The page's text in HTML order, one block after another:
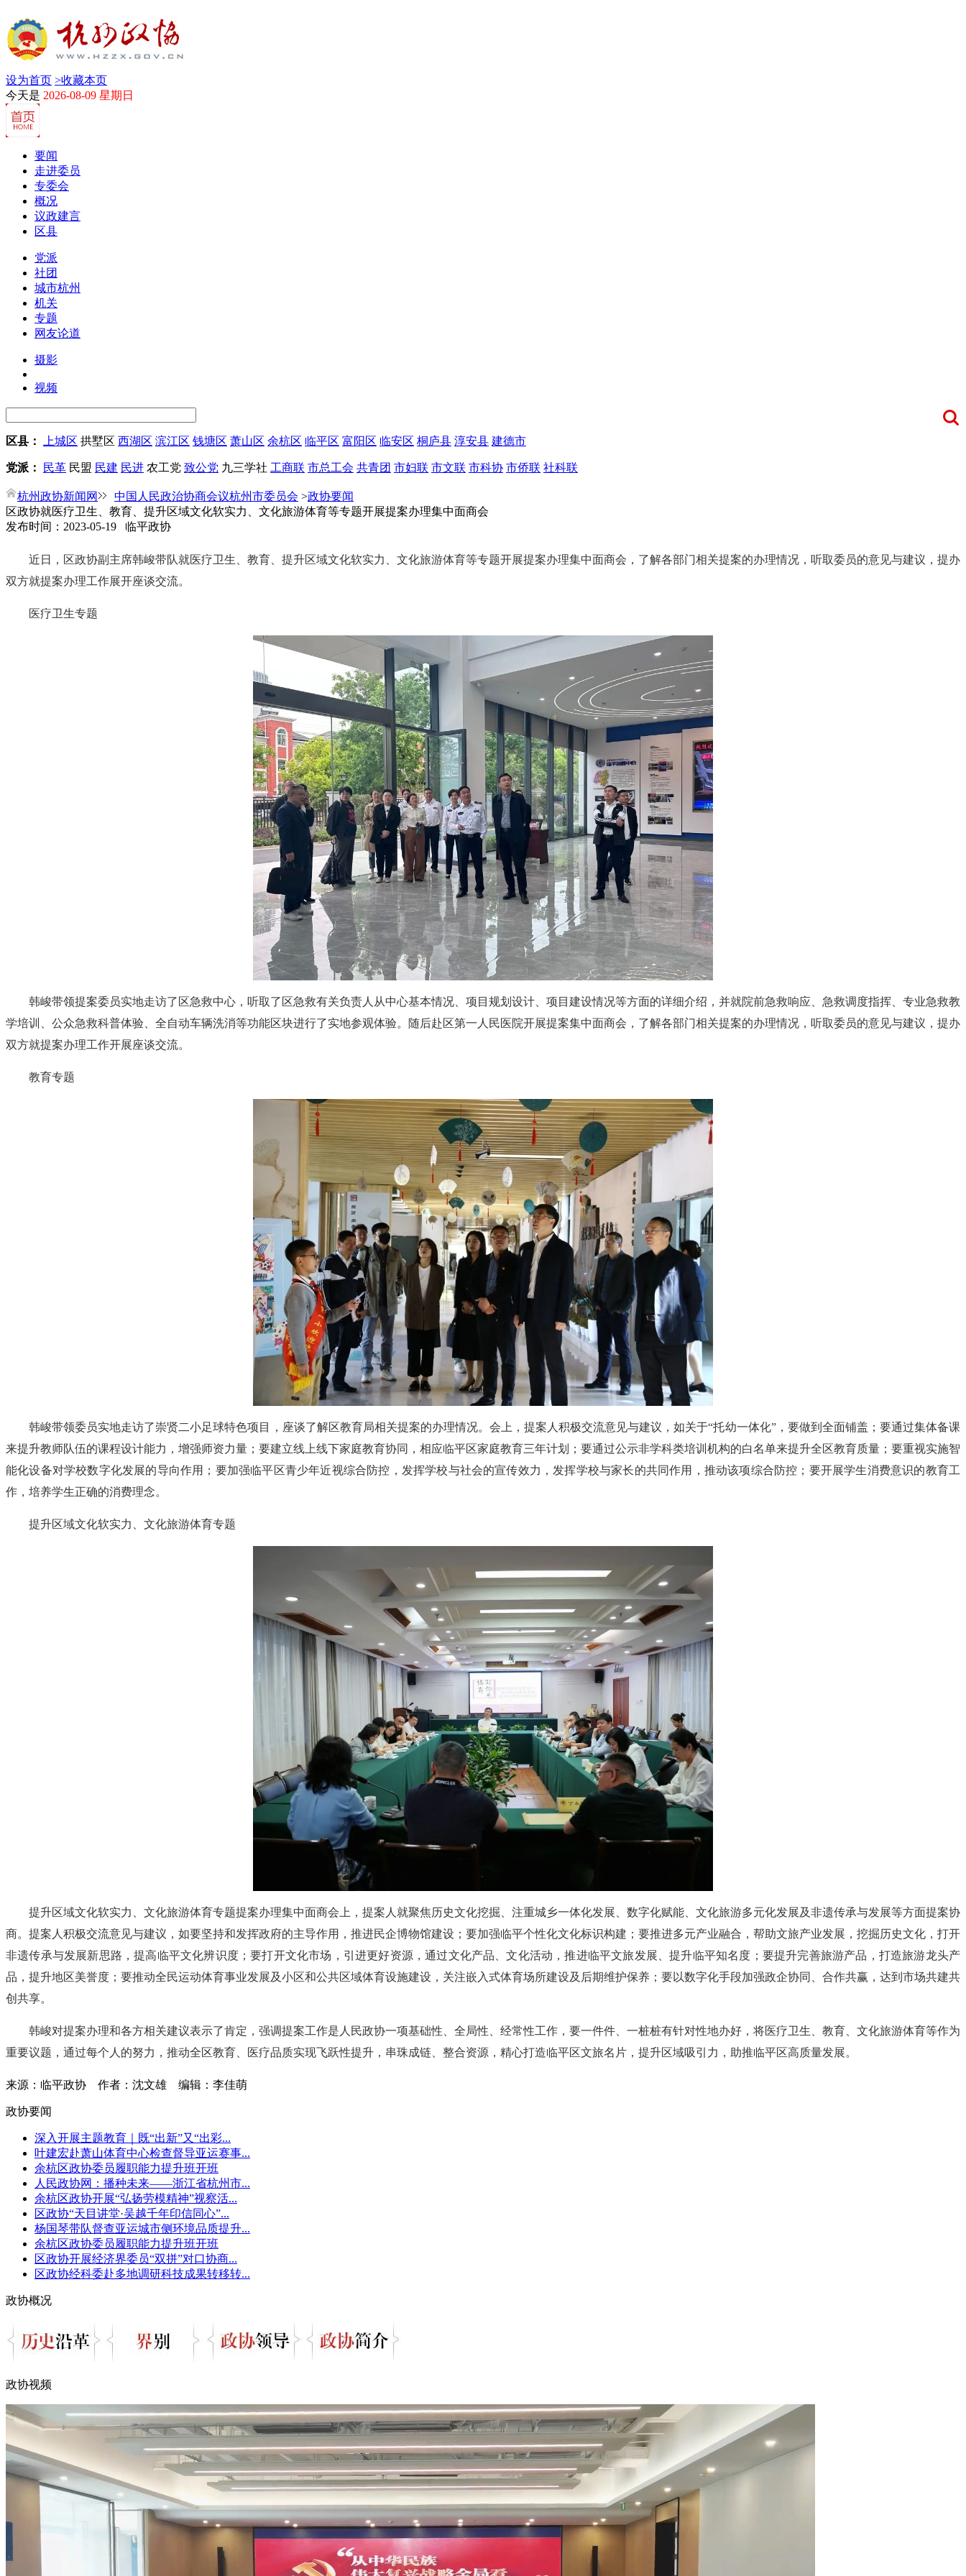
设为首页 >收藏本页
今天是 2026-08-09 星期日
要闻
走进委员
专委会
概况
议政建言
区县
党派
社团
城市杭州
机关
专题
网友论道
摄影
视频
区县： 上城区 拱墅区 西湖区 滨江区 钱塘区 萧山区 余杭区 临平区 富阳区 临安区 桐庐县 淳安县 建德市
党派： 民革 民盟 民建 民进 农工党 致公党 九三学社 工商联 市总工会 共青团 市妇联 市文联 市科协 市侨联 社科联
杭州政协新闻网 中国人民政治协商会议杭州市委员会 >政协要闻
区政协就医疗卫生、教育、提升区域文化软实力、文化旅游体育等专题开展提案办理集中面商会
发布时间：2023-05-19 临平政协
近日，区政协副主席韩峻带队就医疗卫生、教育、提升区域文化软实力、文化旅游体育等专题开展提案办理集中面商会，了解各部门相关提案的办理情况，听取委员的意见与建议，提办
双方就提案办理工作展开座谈交流。
医疗卫生专题
韩峻带领提案委员实地走访了区急救中心，听取了区急救有关负责人从中心基本情况、项目规划设计、项目建设情况等方面的详细介绍，并就院前急救响应、急救调度指挥、专业急救教
学培训、公众急救科普体验、全自动车辆洗消等功能区块进行了实地参观体验。随后赴区第一人民医院开展提案集中面商会，了解各部门相关提案的办理情况，听取委员的意见与建议，提办
双方就提案办理工作开展座谈交流。
教育专题
韩峻带领委员实地走访了崇贤二小足球特色项目，座谈了解区教育局相关提案的办理情况。会上，提案人积极交流意见与建议，如关于“托幼一体化”，要做到全面铺盖；要通过集体备课
来提升教师队伍的课程设计能力，增强师资力量；要建立线上线下家庭教育协同，相应临平区家庭教育三年计划；要通过公示非学科类培训机构的白名单来提升全区教育质量；要重视实施智
能化设备对学校数字化发展的导向作用；要加强临平区青少年近视综合防控，发挥学校与社会的宣传效力，发挥学校与家长的共同作用，推动该项综合防控；要开展学生消费意识的教育工
作，培养学生正确的消费理念。
提升区域文化软实力、文化旅游体育专题
提升区域文化软实力、文化旅游体育专题提案办理集中面商会上，提案人就聚焦历史文化挖掘、注重城乡一体化发展、数字化赋能、文化旅游多元化发展及非遗传承与发展等方面提案协
商。提案人积极交流意见与建议，如要坚持和发挥政府的主导作用，推进民企博物馆建设；要加强临平个性化文化标识构建；要推进多元产业融合，帮助文旅产业发展，挖掘历史文化，打开
非遗传承与发展新思路，提高临平文化辨识度；要打开文化市场，引进更好资源，通过文化产品、文化活动，推进临平文旅发展、提升临平知名度；要提升完善旅游产品，打造旅游龙头产
品，提升地区美誉度；要推动全民运动体育事业发展及小区和公共区域体育设施建设，关注嵌入式体育场所建设及后期维护保养；要以数字化手段加强政企协同、合作共赢，达到市场共建共
创共享。
韩峻对提案办理和各方相关建议表示了肯定，强调提案工作是人民政协一项基础性、全局性、经常性工作，要一件件、一桩桩有针对性地办好，将医疗卫生、教育、文化旅游体育等作为
重要议题，通过每个人的努力，推动全区教育、医疗品质实现飞跃性提升，串珠成链、整合资源，精心打造临平区文旅名片，提升区域吸引力，助推临平区高质量发展。
来源：临平政协 作者：沈文雄 编辑：李佳萌
政协要闻
深入开展主题教育｜既“出新”又“出彩...
叶建宏赴萧山体育中心检查督导亚运赛事...
余杭区政协委员履职能力提升班开班
人民政协网：播种未来——浙江省杭州市...
余杭区政协开展“弘扬劳模精神”视察活...
区政协“天目讲堂·吴越千年印信同心”...
杨国琴带队督查亚运城市侧环境品质提升...
余杭区政协委员履职能力提升班开班
区政协开展经济界委员“双拼”对口协商...
区政协经科委赴多地调研科技成果转移转...
政协概况
政协视频